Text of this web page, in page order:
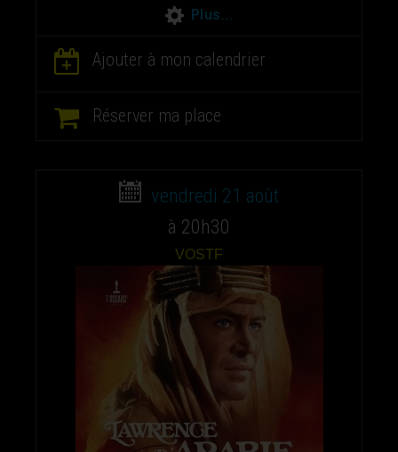
Plus...
Ajouter à mon calendrier
Réserver ma place
vendredi 21 août
à 20h30
VOSTF